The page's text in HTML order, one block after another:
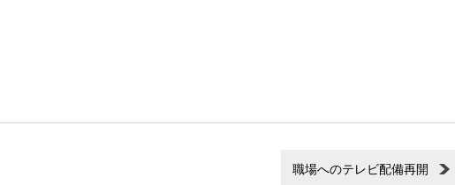
職場へのテレビ配備再開